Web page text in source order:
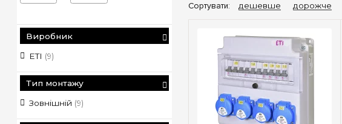
Сортувати: дешевше дорожче
Виробник
ETI (9)
Тип монтажу
Зовнішній (9)